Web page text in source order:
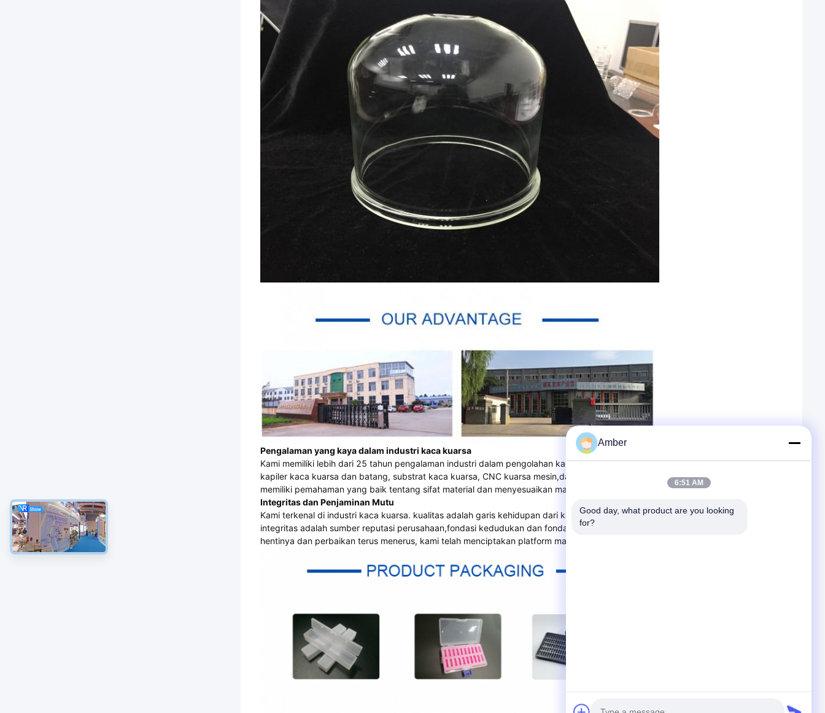
Pengalaman yang kaya dalam industri kaca kuarsa
Kami memiliki lebih dari 25 tahun pengalaman industri dalam pengolahan kaca kuarsa. kami mengkhususkan diri dalam tabung
kapiler kaca kuarsa dan batang, substrat kaca kuarsa, CNC kuarsa mesin,dan instrumen kuarsa dllMenurut aplikasi produk, kami
memiliki pemahaman yang baik tentang sifat material dan menyesuaikan material yang tepat ke dalam aplikasi produk.
Integritas dan Penjaminan Mutu
Kami terkenal di industri kaca kuarsa. kualitas adalah garis kehidupan dari kelangsungan hidup perusahaan dan pengembangan.
integritas adalah sumber reputasi perusahaan,fondasi kedudukan dan fondasi pembangunanMelalui upaya yang tak henti-
hentinya dan perbaikan terus menerus, kami telah menciptakan platform manufaktur kaca optik yang baik untuk pelanggan.
Amber
6:51 AM
Good day, what product are you looking
for?